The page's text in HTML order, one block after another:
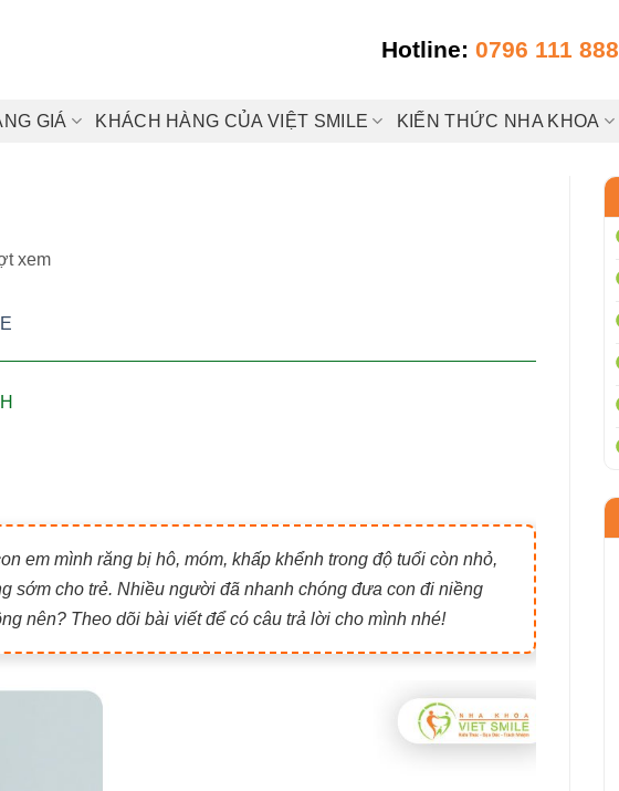
Hotline: 0796 111 888
GIÁ KHÁCH HÀNG CỦA VIỆT SMILE KIẾN THỨC NHA KHOA
xem
em mình răng bị hô, móm, khấp khểnh trong độ tuổi còn nhỏ,
sớm cho trẻ. Nhiều người đã nhanh chóng đưa con đi niềng
nên? Theo dõi bài viết để có câu trả lời cho mình nhé!